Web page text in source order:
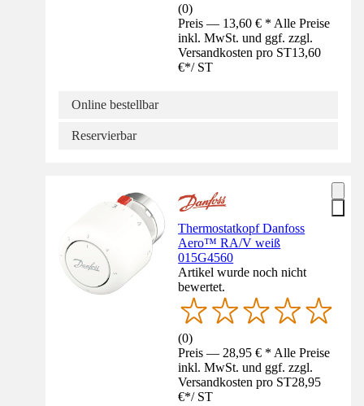
(0)
Preis — 13,60 € * Alle Preise
inkl. MwSt. und ggf. zzgl.
Versandkosten pro ST13,60
€*/ ST
Online bestellbar
Reservierbar
Thermostatkopf Danfoss
Aero™ RA/V weiß
015G4560
Artikel wurde noch nicht
bewertet.
(0)
Preis — 28,95 € * Alle Preise
inkl. MwSt. und ggf. zzgl.
Versandkosten pro ST28,95
€*/ ST